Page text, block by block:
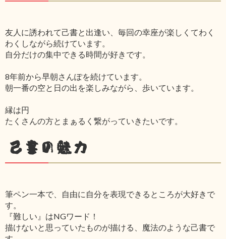
友人に誘われて己書と出逢い、毎回の幸座が楽しくてわく
わくしながら続けています。
自分だけの集中できる時間が好きです。
8年前から早朝さんぽを続けています。
朝一番の空と日の出を楽しみながら、歩いています。
縁は円
たくさんの方とまぁるく繋がっていきたいです。
己書の魅力
筆ペン一本で、自由に自分を表現できるところが大好きで
す。
『難しい』はNGワード！
描けないと思っていたものが描ける、魔法のような己書で